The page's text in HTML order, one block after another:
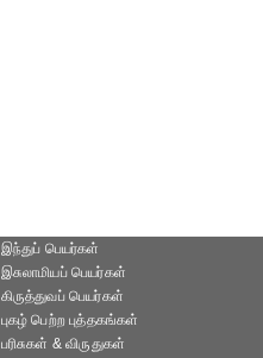
இந்துப் பெயர்கள்
இசுலாமியப் பெயர்கள்
கிருத்துவப் பெயர்கள்
புகழ் பெற்ற புத்தகங்கள்
பரிசுகள் & விருதுகள்